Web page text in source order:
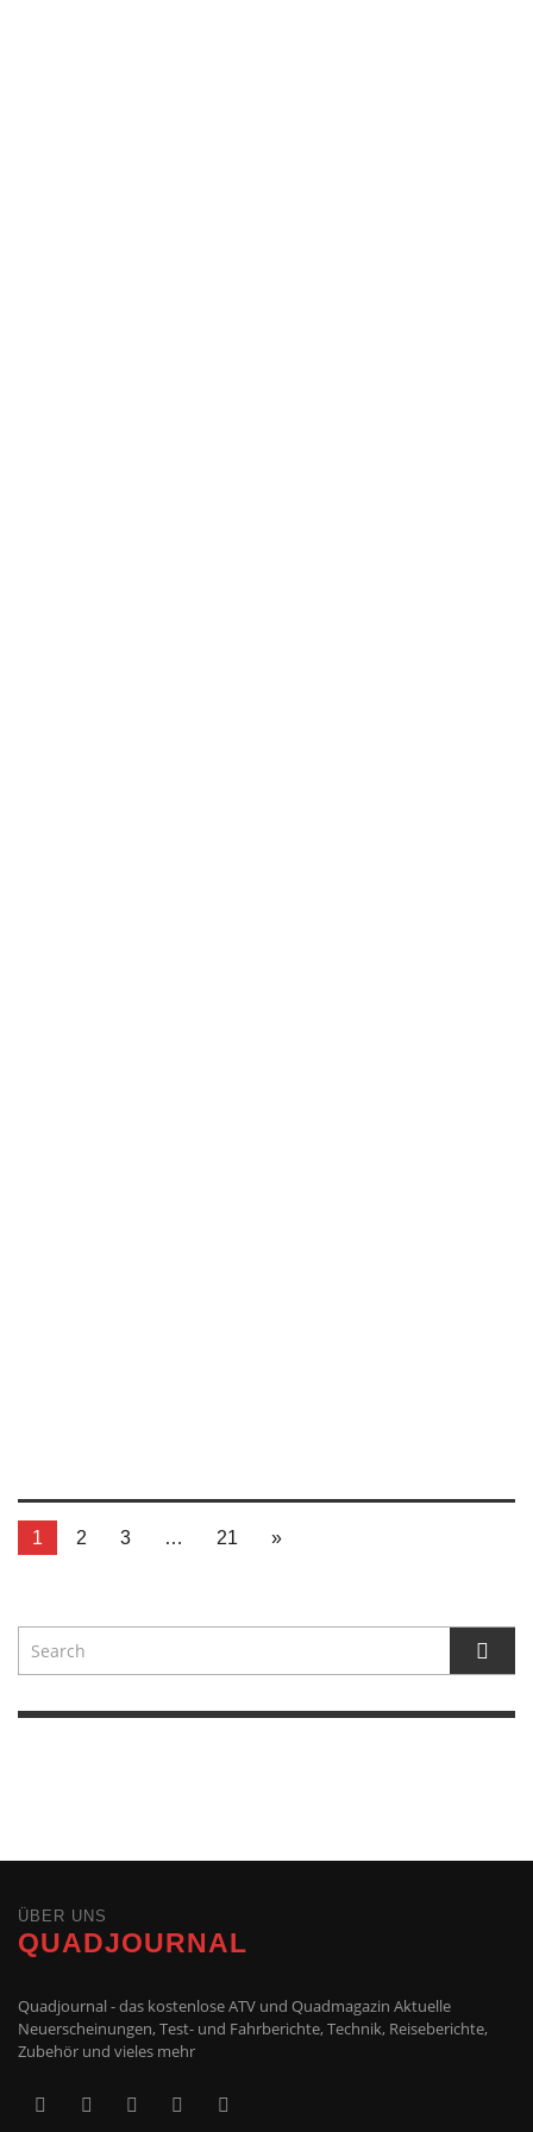
1 2 3 … 21 »
ÜBER UNS
QUADJOURNAL
Quadjournal - das kostenlose ATV und Quadmagazin Aktuelle
Neuerscheinungen, Test- und Fahrberichte, Technik, Reiseberichte,
Zubehör und vieles mehr